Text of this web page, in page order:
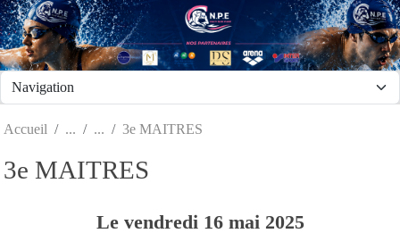
Accueil 3e MAITRES
3e MAITRES
Le vendredi 16 mai 2025
Panneau de gestion des cookies